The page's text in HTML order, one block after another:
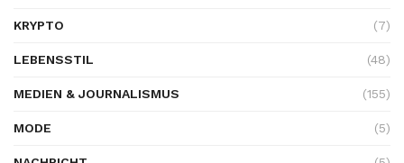
KRYPTO (7)
LEBENSSTIL (48)
MEDIEN & JOURNALISMUS (155)
MODE (5)